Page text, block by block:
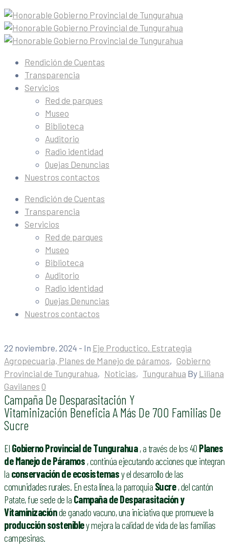
Rendición de Cuentas
Transparencia
Servicios
Red de parques
Museo
Biblioteca
Auditorio
Radio identidad
Quejas Denuncias
Nuestros contactos
Rendición de Cuentas
Transparencia
Servicios
Red de parques
Museo
Biblioteca
Auditorio
Radio identidad
Quejas Denuncias
Nuestros contactos
22 noviembre, 2024 - In Eje Productico. Estrategia
Agropecuaria, Planes de Manejo de páramos‚ Gobierno
Provincial de Tungurahua‚ Noticias‚ Tungurahua By Liliana
Gavilanes 0
Campaña De Desparasitación Y
Vitaminización Beneficia A Más De 700 Familias De
Sucre
El Gobierno Provincial de Tungurahua, a través de los 40 Planes
de Manejo de Páramos , continúa ejecutando acciones que integran
la conservación de ecosistemasy el desarrollo de las
comunidades rurales. En esta línea, la parroquia Sucre, del cantón
Patate, fue sede de la Campaña de Desparasitación y
Vitaminizaciónde ganado vacuno, una iniciativa que promueve la
producción sostenibley mejora la calidad de vida de las familias
campesinas.